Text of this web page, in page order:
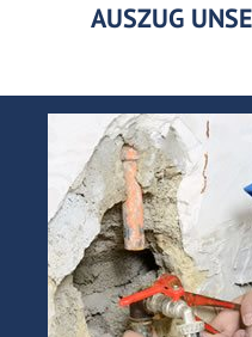
AUSZUG